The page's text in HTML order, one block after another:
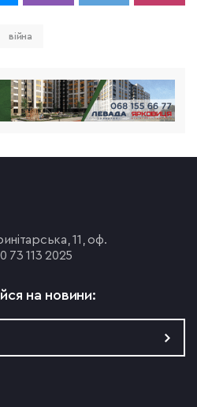
війна
11, оф.
73 113 2025
на новини: